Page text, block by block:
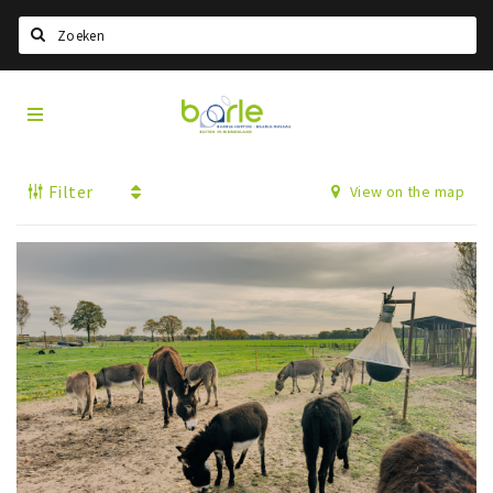
Home
Events
About Baarle
History
Visit Baarle Shop
Enclave voucher
Eat
Drink
Visit
Baarle
Filter View on the map